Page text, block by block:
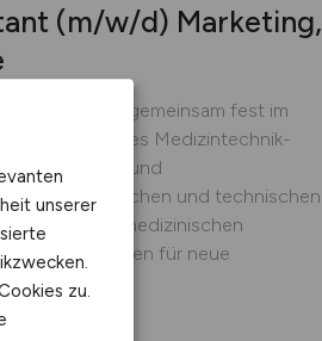
(m/w/d) Marketing,
gemeinsam fest im
agierendes Medizintechnik-
Tradition und
der medizinischen und technischen
mit der medizinischen
Produktideen für neue
unserer
zu.